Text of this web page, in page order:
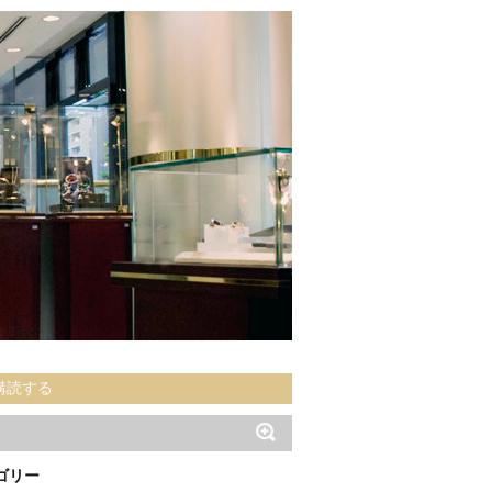
する
リー